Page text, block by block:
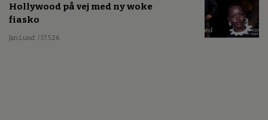
Hollywood på vej med ny woke
fiasko
Jan Lund / 17.5.26